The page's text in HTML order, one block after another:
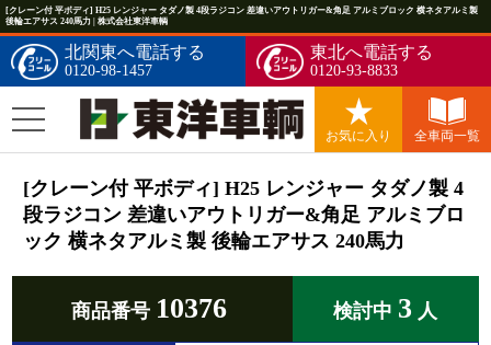
[クレーン付 平ボディ] H25 レンジャー タダノ製 4段ラジコン 差違いアウトリガー&角足 アルミブロック 横ネタアルミ製
後輪エアサス 240馬力 | 株式会社東洋車輌
北関東へ電話する
0120-98-1457
東北へ電話する
0120-93-8833
お気に入り 全車両一覧
[クレーン付 平ボディ] H25 レンジャー タダノ製 4
段ラジコン 差違いアウトリガー&角足 アルミブロ
ック 横ネタアルミ製 後輪エアサス 240馬力
商品番号 10376 検討中 3 人